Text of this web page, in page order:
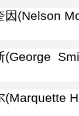
因(Nelson
(George
(Marquette